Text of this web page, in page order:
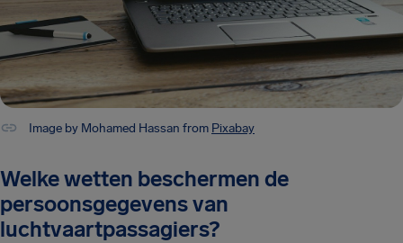
Image by Mohamed Hassan from Pixabay
Welke wetten beschermen de
persoonsgegevens van
luchtvaartpassagiers?